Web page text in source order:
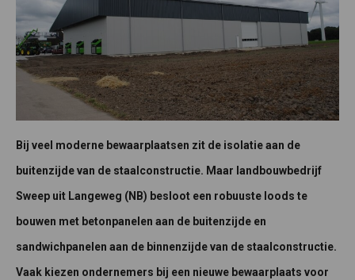
Bij veel moderne bewaarplaatsen zit de isolatie aan de
buitenzijde van de staalconstructie. Maar landbouwbedrijf
Sweep uit Langeweg (NB) besloot een robuuste loods te
bouwen met betonpanelen aan de buitenzijde en
sandwichpanelen aan de binnenzijde van de staalconstructie.
Vaak kiezen ondernemers bij een nieuwe bewaarplaats voor